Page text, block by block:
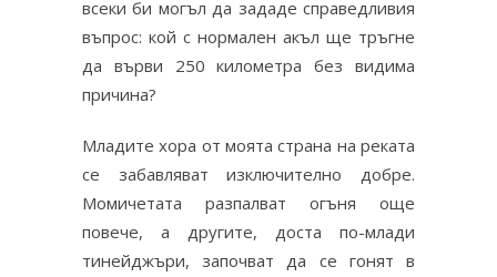
всеки би могъл да зададе справедливия
въпрос: кой с нормален акъл ще тръгне
да върви 250 километра без видима
причина?
Младите хора от моята страна на реката
се забавляват изключително добре.
Момичетата разпалват огъня още
повече, а другите, доста по-млади
тинейджъри, започват да се гонят в